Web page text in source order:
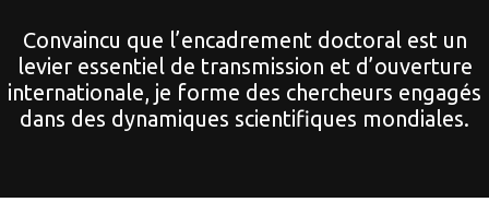
Convaincu que l’encadrement doctoral est un
levier essentiel de transmission et d’ouverture
internationale, je forme des chercheurs engagés
dans des dynamiques scientifiques mondiales.